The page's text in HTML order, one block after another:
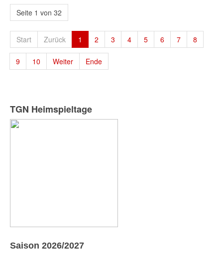
Seite 1 von 32
Start Zurück 1 2 3 4 5 6 7 8
9 10 Weiter Ende
TGN Heimspieltage
Saison 2026/2027